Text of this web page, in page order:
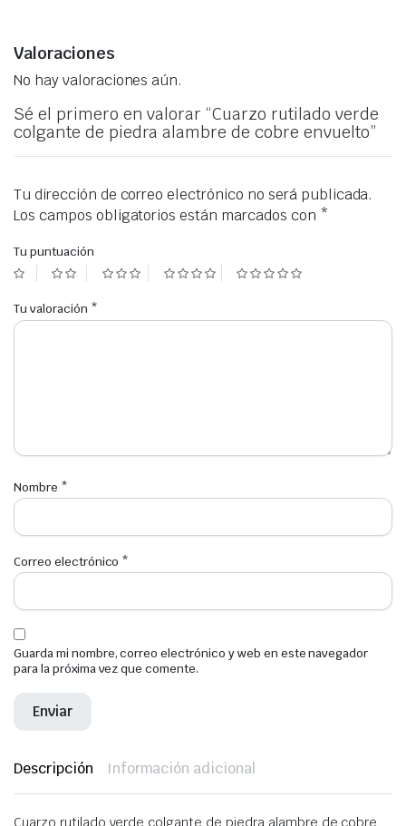
Valoraciones
No hay valoraciones aún.
Sé el primero en valorar “Cuarzo rutilado verde
colgante de piedra alambre de cobre envuelto”
Tu dirección de correo electrónico no será publicada.
Los campos obligatorios están marcados con *
Tu puntuación
Tu valoración *
Nombre *
Correo electrónico *
Guarda mi nombre, correo electrónico y web en este navegador
para la próxima vez que comente.
Descripción Información adicional
Cuarzo rutilado verde colgante de piedra alambre de cobre